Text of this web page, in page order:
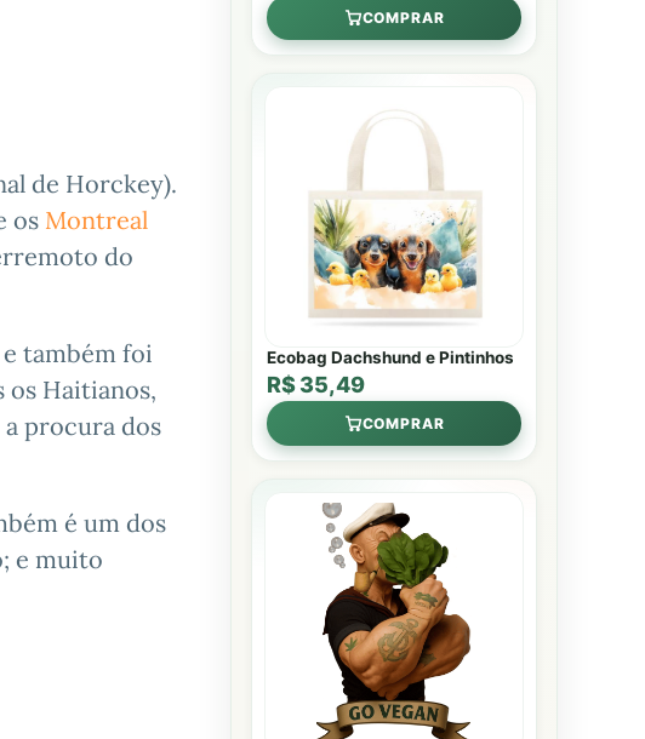
de Horckey).
os Montreal
do
também foi
os Haitianos,
procura dos
é um dos
e muito
COMPRAR
Ecobag Dachshund e Pintinhos
R$ 35,49
COMPRAR